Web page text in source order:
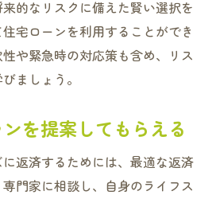
的なリスクに備えた賢い選択を
宅ローンを利用することができ
や緊急時の対応策も含め、リス
ましょう。
を提案してもらえる
返済するためには、最適な返済
門家に相談し、自身のライフス